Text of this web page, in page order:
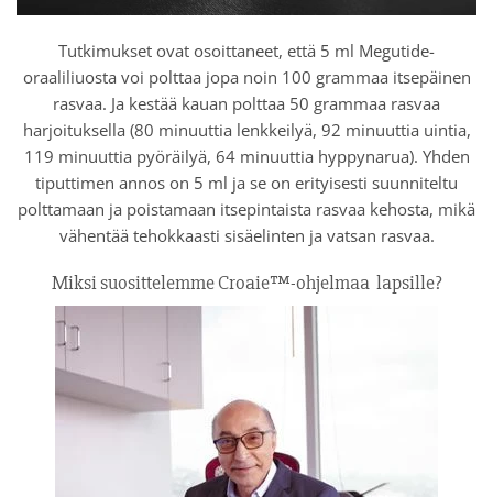
Tutkimukset ovat osoittaneet, että 5 ml Megutide-
oraaliliuosta voi polttaa jopa noin 100 grammaa itsepäinen
rasvaa. Ja kestää kauan polttaa 50 grammaa rasvaa
harjoituksella (80 minuuttia lenkkeilyä, 92 minuuttia uintia,
119 minuuttia pyöräilyä, 64 minuuttia hyppynarua). Yhden
tiputtimen annos on 5 ml ja se on erityisesti suunniteltu
polttamaan ja poistamaan itsepintaista rasvaa kehosta, mikä
vähentää tehokkaasti sisäelinten ja vatsan rasvaa.
Miksi suosittelemme Croaie™-ohjelmaa lapsille?